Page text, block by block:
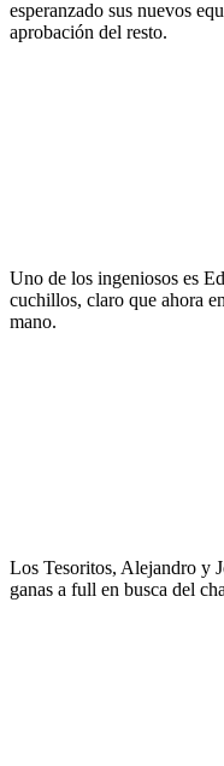
esperanzado sus nuevos
aprobación del resto.
Uno de los ingeniosos es
cuchillos, claro que ahora
mano.
Los Tesoritos, Alejandro y
ganas a full en busca del